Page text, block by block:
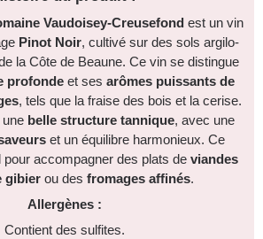
Vaudoisey-Creusefond est un vin
Pinot Noir, cultivé sur des sols argilo-
la Côte de Beaune. Ce vin se distingue
profondeet ses arômes puissants de
, tels que la fraise des bois et la cerise.
une belle structure tannique, avec une
et un équilibre harmonieux. Ce
pour accompagner des plats de viandes
gibierou des fromages affinés.​
Allergènes :
Contient des sulfites.​